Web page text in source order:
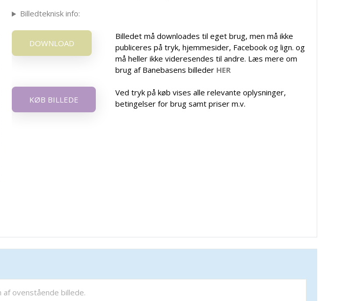
Billedteknisk info:
DOWNLOAD
Billedet må downloades til eget brug, men må ikke
publiceres på tryk, hjemmesider, Facebook og lign. og
må heller ikke videresendes til andre. Læs mere om
brug af Banebasens billeder HER
KØB BILLEDE
Ved tryk på køb vises alle relevante oplysninger,
betingelser for brug samt priser m.v.